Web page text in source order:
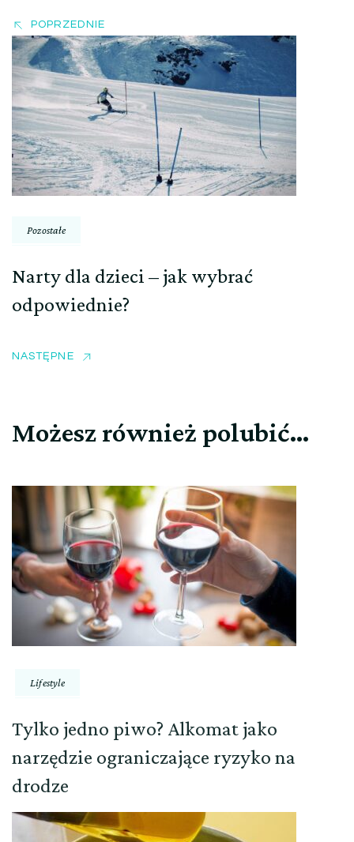
POPRZEDNIE
Pozostałe
Narty dla dzieci – jak wybrać
odpowiednie?
NASTĘPNE
Możesz również polubić…
Lifestyle
Tylko jedno piwo? Alkomat jako
narzędzie ograniczające ryzyko na
drodze